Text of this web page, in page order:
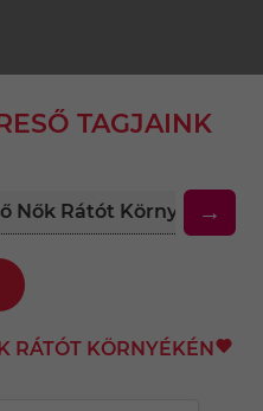
TAGJAINK
Nők Rátót Környékén
→
RÁTÓT KÖRNYÉKÉN